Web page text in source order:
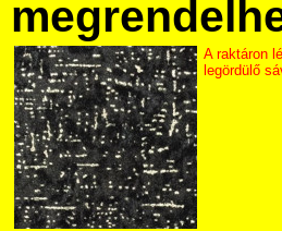
A raktáron
legördülő